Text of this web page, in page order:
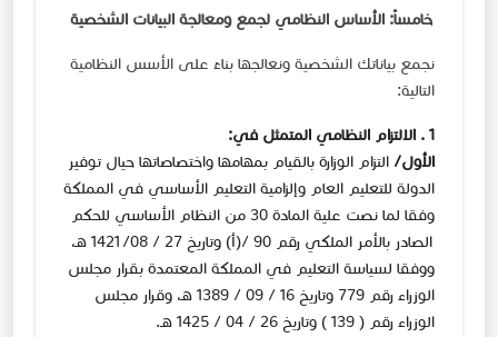
خامساً: الأساس النظامي لجمع ومعالجة البيانات الشخصية
نجمع بياناتك الشخصية ونعالجها ​بناءً على الأسس ​النظامية
التالية:
1 . الالتزام النظامي المتمثل في:
الأول/ التزام الوزارة بالقيام بمهامها واختصاصاتها حيال توفير
الدولة للتعليم العام وإلزامية التعليم الأساسي في المملكة
وفقا لما نصت علية المادة 30 من النظام الأساسي للحكم​
الصادر بالأمر الملكي رقم 90 /(أ) وتاريخ 27 / 08/ 1421 هـ،
ووفقا لسياسة التعليم في المملكة المعتمدة بقرار مجلس
الوزراء رقم 779 وتاريخ 16 / 09 / 1389 هـ، وقرار مجلس
الوزراء رقم ( 139 ) وتاريخ 26 / 04 / 1425 هـ.